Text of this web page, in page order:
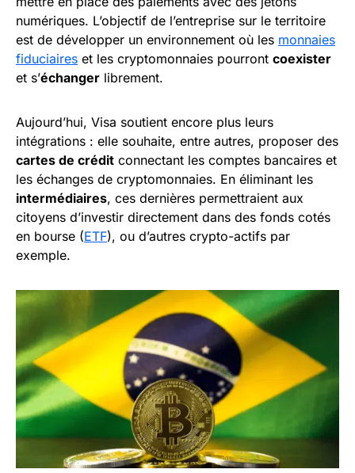
numériques. L’objectif de l’entreprise sur le territoire
est de développer un environnement où les monnaies
fiduciaires et les cryptomonnaies pourront coexister
et s’échanger librement.
Aujourd’hui, Visa soutient encore plus leurs
intégrations : elle souhaite, entre autres, proposer des
cartes de crédit connectant les comptes bancaires et
les échanges de cryptomonnaies. En éliminant les
intermédiaires, ces dernières permettraient aux
citoyens d’investir directement dans des fonds cotés
en bourse (ETF), ou d’autres crypto-actifs par
exemple.